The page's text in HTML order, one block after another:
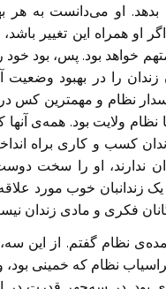
بدهد. او می‌دانست به هر
او همراه این تغییر
خواهد بود. پس، بود خود
زندان را در بهبود وضعیت
نظام و مهمترین کس
ولایت بود. همه‌ی آنها
کسب و کاری براه
ندارند، او را سخت
زندانبان خوب مورد
فکری و مادی زندان
نظام گفتم. از این
نظام که خمینی بود،